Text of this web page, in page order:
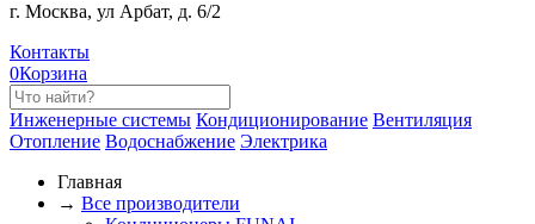
г. Москва, ул Арбат, д. 6/2
Контакты
0Корзина
Инженерные системы Кондиционирование Вентиляция
Отопление Водоснабжение Электрика
Главная
→ Все производители